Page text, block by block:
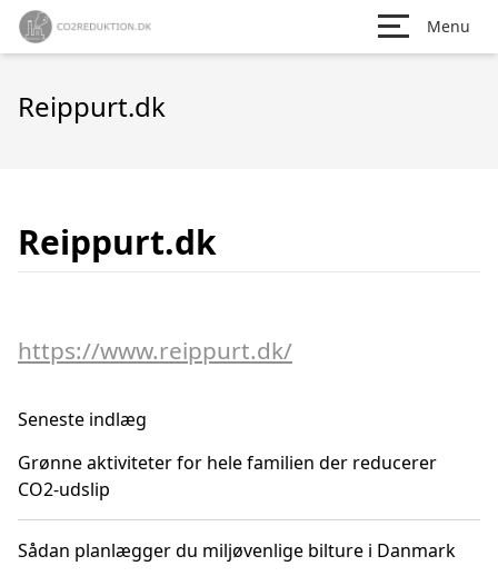
Menu
Reippurt.dk
Reippurt.dk
https://www.reippurt.dk/
Seneste indlæg
Grønne aktiviteter for hele familien der reducerer
CO2-udslip
Sådan planlægger du miljøvenlige bilture i Danmark